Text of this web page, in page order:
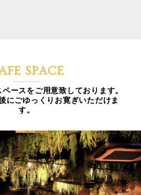
SPACE
ースをご用意致しております。
にごゆっくりお寛ぎいただけま
す。